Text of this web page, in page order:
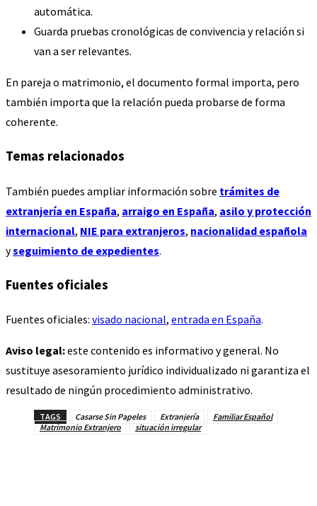
automática.
Guarda pruebas cronológicas de convivencia y relación si
van a ser relevantes.
En pareja o matrimonio, el documento formal importa, pero
también importa que la relación pueda probarse de forma
coherente.
Temas relacionados
También puedes ampliar información sobre trámites de
extranjería en España, arraigo en España, asilo y protección
internacional, NIE para extranjeros, nacionalidad española
yseguimiento de expedientes.
Fuentes oficiales
Fuentes oficiales: visado nacional, entrada en España.
Aviso legal:este contenido es informativo y general. No
sustituye asesoramiento jurídico individualizado ni garantiza el
resultado de ningún procedimiento administrativo.
TAGS Casarse Sin Papeles Extranjería
Familiar Español
Matrimonio Extranjero
situación irregular